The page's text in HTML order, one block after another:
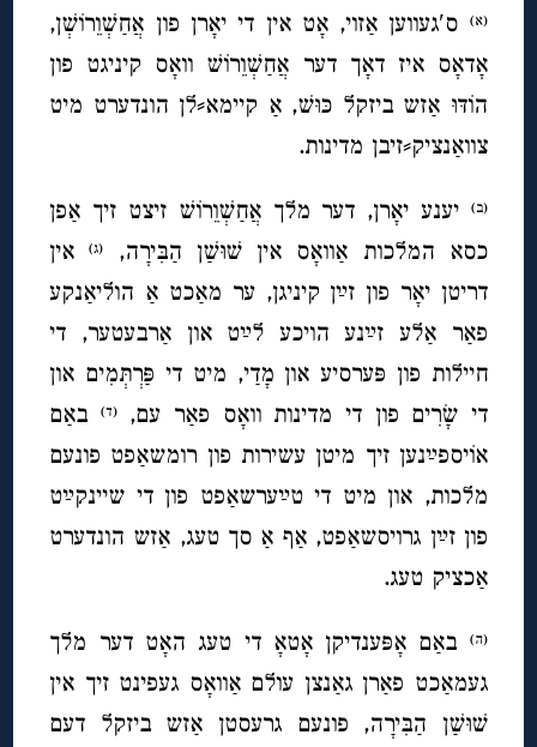
(א)
ס′געווען אַזוי, אָט אין די יאָרן פון אֲחַשְׁוֵרוֹשְׁן,
אָדאָס איז דאָך דער אֲחַשְׁוֵרוֹשׁ וואָס קיניגט פון
הוֹדּוּ אַזש ביזקל כּוּשׁ, אַ קיימא⸗לן הונדערט מיט
צוואַנציק⸗זיבן מדינות.
(ב)
יענע יאָרן, דער מלך אֲחַשְׁוֵרוֹשׁ זיצט זיך אַפן
כסא המלכות אַוואָס אין שׁוּשַׁן הַבִּירָה,
(ג)אין
דריטן יאָר פון זײַן קיניגן, ער מאַכט אַ הוליאַנקע
פאַר אַלע זײַנע הויכע לײַט און אַרבעטער, די
חיילות פון פּערסיע און מָדַי, מיט די פַּרְתְּמִים און
די שָׂרִים פון די מדינות וואָס פאַר עם,(ד)
באַם
אוֹיספײַנען זיך מיטן עשירות פון רומשאַפט פונעם
מלכות, און מיט די טײַערשאַפט פון די שיינקײַט
פון זײַן גרויסשאַפט, אַף אַ סך טעג, אַזש הונדערט
אַכציק טעג.
(ה)
באַם אָפּענדיקן אָטאָ די טעג האָט דער מלך
געמאַכט פאַרן גאַנצן עולם אַוואָס געפינט זיך אין
שׁוּשַׁן הַבִּירָה, פונעם גרעסטן אַזש ביזקל דעם